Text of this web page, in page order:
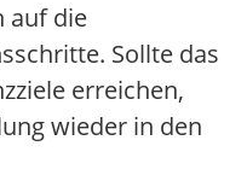
auf die
Sollte das
erreichen,
wieder in den